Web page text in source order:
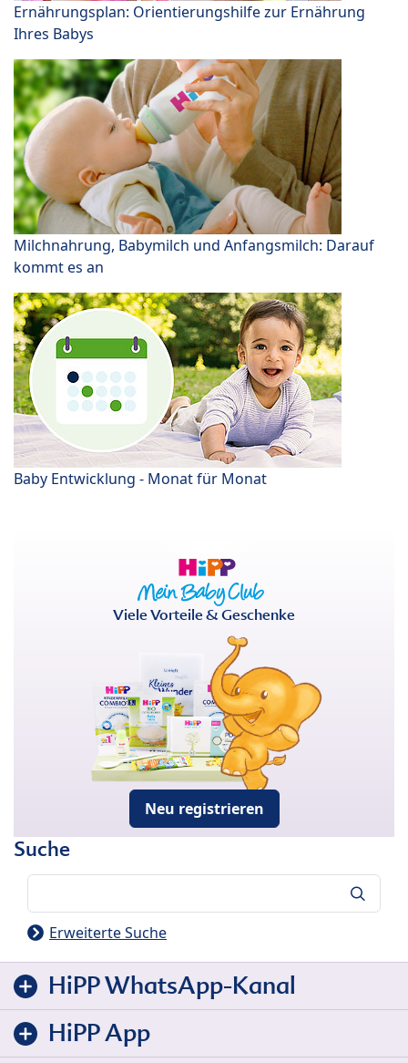
Ernährungsplan: Orientierungshilfe zur Ernährung
Ihres Babys
Milchnahrung, Babymilch und Anfangsmilch: Darauf
kommt es an
Baby Entwicklung - Monat für Monat
Viele Vorteile & Geschenke
Neu registrieren
Suche
Erweiterte Suche
HiPP WhatsApp-Kanal
HiPP App